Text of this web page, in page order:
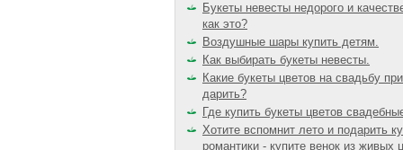
Букеты невесты недорого и
как это?
Воздушные шары купить детям.
Как выбирать букеты невесты.
Какие букеты цветов на свадьбу
дарить?
Где купить букеты цветов
Хотите вспомнит лето и подарить
романтики - купите венок из живых